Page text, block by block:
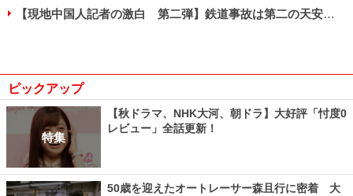
【現地中国人記者の激白 第二弾】鉄道事故は第二の天安門事件に発展する!?
ピックアップ
特集
【秋ドラマ、NHK大河、朝ドラ】大好評「忖度0
レビュー」全話更新！
50歳を迎えたオートレーサー森且行に密着 大